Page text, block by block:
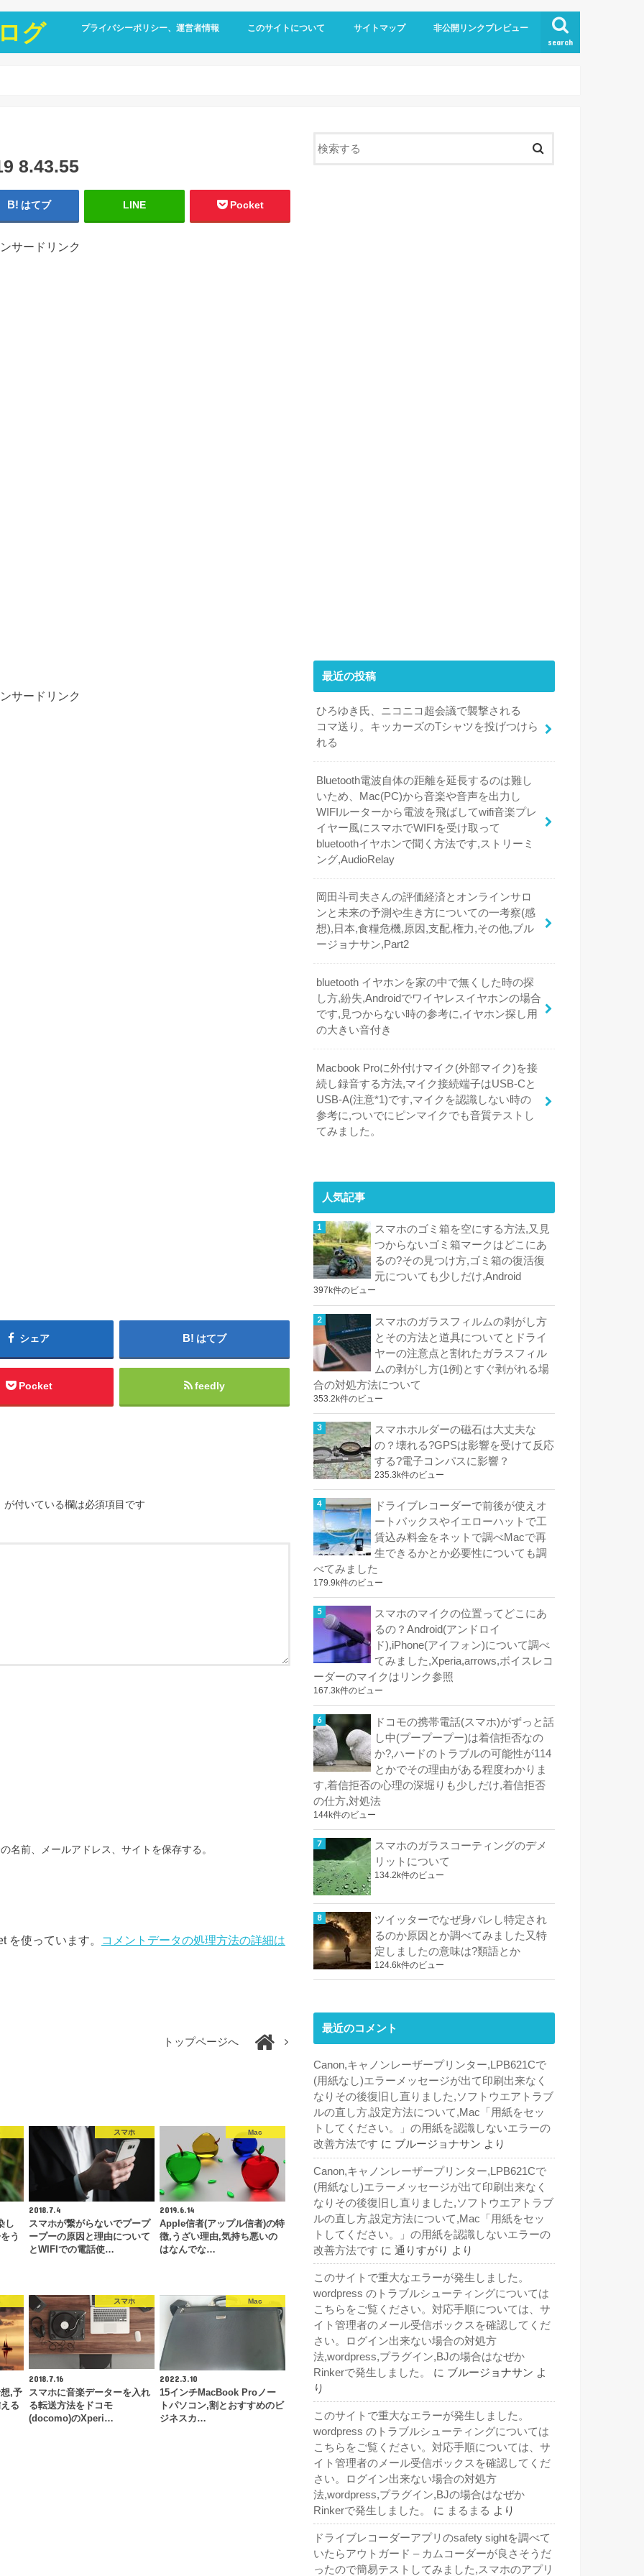
グ search
プライバシーポリシー、運営者情報 このサイトについて サイトマップ 非公開リンクプレビュー
8.43.55
はてブ LINE Pocket
サードリンク
サードリンク
シェア はてブ
Pocket feedly
が付いている欄は必須項目です
名前、メールアドレス、サイトを保存する。
を使っています。 コメントデータの処理方法の詳細は
トップページへ
し
う
スマホ
2018.7.4
スマホが繋がらないでプープ
ープーの原因と理由について
とWIFIでの電話使…
Mac
2019.6.14
Apple信者(アップル信者)の特
徴,うざい理由,気持ち悪いの
はなんでな…
,予
る
スマホ
2018.7.16
スマホに音楽データーを入れ
る転送方法をドコモ
(docomo)のXperi…
Mac
2022.3.10
15インチMacBook Proノー
トパソコン,割とおすすめのビ
ジネスカ…
最近の投稿
ひろゆき氏、ニコニコ超会議で襲撃される
コマ送り。キッカーズのTシャツを投げつけら
れる
Bluetooth電波自体の距離を延長するのは難し
いため、Mac(PC)から音楽や音声を出力し
WIFIルーターから電波を飛ばしてwifi音楽プレ
イヤー風にスマホでWIFIを受け取って
bluetoothイヤホンで聞く方法です,ストリーミ
ング,AudioRelay
岡田斗司夫さんの評価経済とオンラインサロ
ンと未来の予測や生き方についての一考察(感
想),日本,食糧危機,原因,支配,権力,その他,ブル
ージョナサン,Part2
bluetooth イヤホンを家の中で無くした時の探
し方,紛失,Androidでワイヤレスイヤホンの場合
です,見つからない時の参考に,イヤホン探し用
の大きい音付き
Macbook Proに外付けマイク(外部マイク)を接
続し録音する方法,マイク接続端子はUSB-Cと
USB-A(注意*1)です,マイクを認識しない時の
参考に,ついでにピンマイクでも音質テストし
てみました。
人気記事
スマホのゴミ箱を空にする方法,又見
つからないゴミ箱マークはどこにあ
るの?その見つけ方,ゴミ箱の復活復
元についても少しだけ,Android
397k件のビュー
スマホのガラスフィルムの剥がし方
とその方法と道具についてとドライ
ヤーの注意点と割れたガラスフィル
ムの剥がし方(1例)とすぐ剥がれる場
合の対処方法について
353.2k件のビュー
スマホホルダーの磁石は大丈夫な
の？壊れる?GPSは影響を受けて反応
する?電子コンパスに影響？
235.3k件のビュー
ドライブレコーダーで前後が使えオ
ートバックスやイエローハットで工
賃込み料金をネットで調べMacで再
生できるかとか必要性についても調
べてみました
179.9k件のビュー
スマホのマイクの位置ってどこにあ
るの？Android(アンドロイ
ド),iPhone(アイフォン)について調べ
てみました,Xperia,arrows,ボイスレコ
ーダーのマイクはリンク参照
167.3k件のビュー
ドコモの携帯電話(スマホ)がずっと話
し中(プープープー)は着信拒否なの
か?,ハードのトラブルの可能性が114
とかでその理由がある程度わかりま
す,着信拒否の心理の深堀りも少しだけ,着信拒否
の仕方,対処法
144k件のビュー
スマホのガラスコーティングのデメ
リットについて
134.2k件のビュー
ツイッターでなぜ身バレし特定され
るのか原因とか調べてみました又特
定しましたの意味は?類語とか
124.6k件のビュー
最近のコメント
Canon,キャノンレーザープリンター,LPB621Cで
(用紙なし)エラーメッセージが出て印刷出来なく
なりその後復旧し直りました,ソフトウエアトラブ
ルの直し方,設定方法について,Mac「用紙をセッ
トしてください。」の用紙を認識しないエラーの
改善方法です に ブルージョナサン より
Canon,キャノンレーザープリンター,LPB621Cで
(用紙なし)エラーメッセージが出て印刷出来なく
なりその後復旧し直りました,ソフトウエアトラブ
ルの直し方,設定方法について,Mac「用紙をセッ
トしてください。」の用紙を認識しないエラーの
改善方法です に 通りすがり より
このサイトで重大なエラーが発生しました。
wordpress のトラブルシューティングについては
こちらをご覧ください。対応手順については、サ
イト管理者のメール受信ボックスを確認してくだ
さい。ログイン出来ない場合の対処方
法,wordpress,プラグイン,BJの場合はなぜか
Rinkerで発生しました。
に ブルージョナサン よ
り
このサイトで重大なエラーが発生しました。
wordpress のトラブルシューティングについては
こちらをご覧ください。対応手順については、サ
イト管理者のメール受信ボックスを確認してくだ
さい。ログイン出来ない場合の対処方
法,wordpress,プラグイン,BJの場合はなぜか
Rinkerで発生しました。
に まるまる より
ドライブレコーダーアプリのsafety sightを調べて
いたらアウトガード – カムコーダーが良さそうだ
ったので簡易テストしてみました,スマホのアプリ